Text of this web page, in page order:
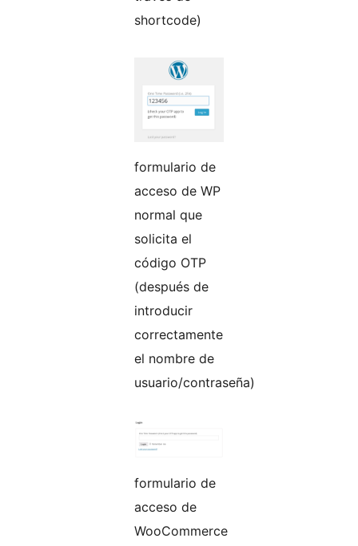
shortcode)
formulario de
acceso de WP
normal que
solicita el
código OTP
(después de
introducir
correctamente
el nombre de
usuario/contraseña)
formulario de
acceso de
WooCommerce